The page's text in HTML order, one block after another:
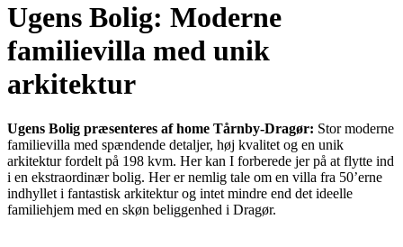
Ugens Bolig: Moderne
familievilla med unik
arkitektur
Ugens Bolig præsenteres af home Tårnby-Dragør: Stor moderne
familievilla med spændende detaljer, høj kvalitet og en unik
arkitektur fordelt på 198 kvm. Her kan I forberede jer på at flytte ind
i en ekstraordinær bolig. Her er nemlig tale om en villa fra 50’erne
indhyllet i fantastisk arkitektur og intet mindre end det ideelle
familiehjem med en skøn beliggenhed i Dragør.